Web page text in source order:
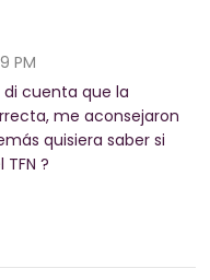
PM
di cuenta que la
me aconsejaron
quisiera saber si
?